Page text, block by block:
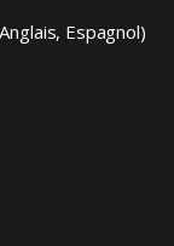
Espagnol)